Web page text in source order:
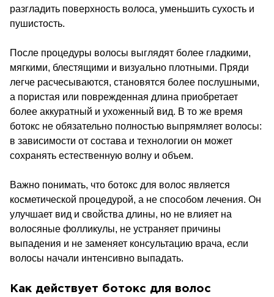
разгладить поверхность волоса, уменьшить сухость и
пушистость.
После процедуры волосы выглядят более гладкими,
мягкими, блестящими и визуально плотными. Пряди
легче расчесываются, становятся более послушными,
а пористая или поврежденная длина приобретает
более аккуратный и ухоженный вид. В то же время
ботокс не обязательно полностью выпрямляет волосы:
в зависимости от состава и технологии он может
сохранять естественную волну и объем.
Важно понимать, что ботокс для волос является
косметической процедурой, а не способом лечения. Он
улучшает вид и свойства длины, но не влияет на
волосяные фолликулы, не устраняет причины
выпадения и не заменяет консультацию врача, если
волосы начали интенсивно выпадать.
Как действует ботокс для волос